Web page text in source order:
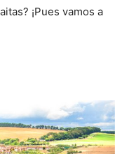
¡Pues vamos a